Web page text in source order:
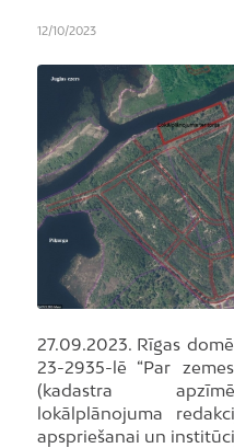
12/10/2023
27.09.2023. Rīgas
23-2935-lē “Par
(kadastra
lokālplānojuma
apspriešanai un